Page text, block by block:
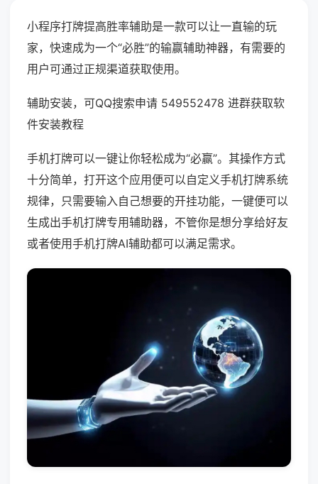
小程序打牌提高胜率辅助是一款可以让一直输的玩
家，快速成为一个“必胜”的输赢辅助神器，有需要的
用户可通过正规渠道获取使用。
辅助安装，可QQ搜索申请 549552478 进群获取软
件安装教程
手机打牌可以一键让你轻松成为“必赢”。其操作方式
十分简单，打开这个应用便可以自定义手机打牌系统
规律，只需要输入自己想要的开挂功能，一键便可以
生成出手机打牌专用辅助器，不管你是想分享给好友
或者使用手机打牌AI辅助都可以满足需求。